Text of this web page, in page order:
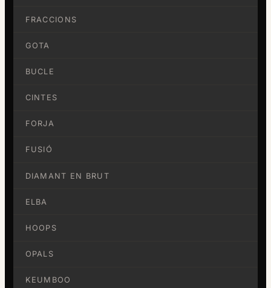
FRACCIONS
GOTA
BUCLE
CINTES
FORJA
FUSIÓ
DIAMANT EN BRUT
ELBA
HOOPS
OPALS
KEUMBOO